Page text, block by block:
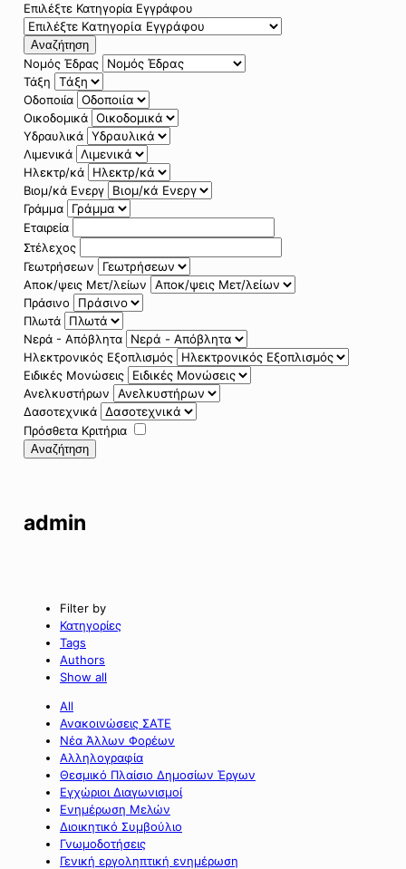
Επιλέξτε Κατηγορία Εγγράφου
Αναζήτηση
Νομός Έδρας
Τάξη
Οδοποιία
Οικοδομικά
Υδραυλικά
Λιμενικά
Ηλεκτρ/κά
Βιομ/κά Ενεργ
Γράμμα
Εταιρεία
Στέλεχος
Γεωτρήσεων
Αποκ/ψεις Μετ/λείων
Πράσινο
Πλωτά
Νερά - Απόβλητα
Ηλεκτρονικός Εξοπλισμός
Ειδικές Μονώσεις
Ανελκυστήρων
Δασοτεχνικά
Πρόσθετα Κριτήρια
Αναζήτηση
admin
Filter by
Κατηγορίες
Tags
Authors
Show all
All
Ανακοινώσεις ΣΑΤΕ
Νέα Άλλων Φορέων
Αλληλογραφία
Θεσμικό Πλαίσιο Δημοσίων Έργων
Εγχώριοι Διαγωνισμοί
Ενημέρωση Μελών
Διοικητικό Συμβούλιο
Γνωμοδοτήσεις
Γενική εργοληπτική ενημέρωση